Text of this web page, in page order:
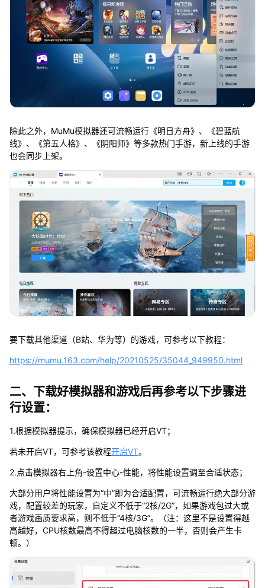
除此之外，MuMu模拟器还可流畅运行《明日方舟》、《碧蓝航
线》、《第五人格》、《阴阳师》等多款热门手游，新上线的手游
也会同步上架。
要下载其他渠道（B站、华为等）的游戏，可参考以下教程：
https://mumu.163.com/help/20210525/35044_949950.html
二、下载好模拟器和游戏后再参考以下步骤进
行设置：
1.根据模拟器提示，确保模拟器已经开启VT；
若未开启VT，可参考该教程开启VT。
2.点击模拟器右上角-设置中心-性能，将性能设置调至合适状态；
大部分用户将性能设置为“中”即为合适配置，可流畅运行绝大部分游
戏，配置较差的玩家，自定义不低于“2核/2G”，如果游戏包过大或
者游戏画质要求高，则不低于“4核/3G”。（注：这里不是设置得越
高越好，CPU核数最高不得超过电脑核数的一半，否则会产生卡
顿。）